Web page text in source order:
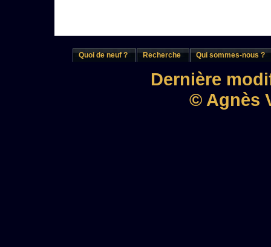
Quoi de neuf ? Recherche Qui sommes-nous ?
Dernière
© Agnès